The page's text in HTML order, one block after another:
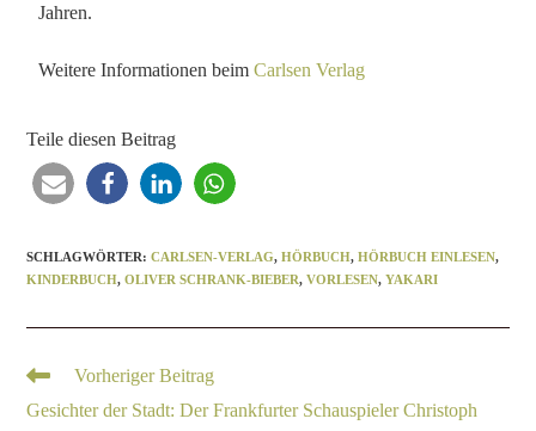
Jahren.
Weitere Informationen beimCarlsen Verlag
Teile diesen Beitrag
SCHLAGWÖRTER:CARLSEN-VERLAG, HÖRBUCH, HÖRBUCH EINLESEN,
KINDERBUCH, OLIVER SCHRANK-BIEBER, VORLESEN, YAKARI
Vorheriger Beitrag
Gesichter der Stadt: Der Frankfurter Schauspieler Christoph